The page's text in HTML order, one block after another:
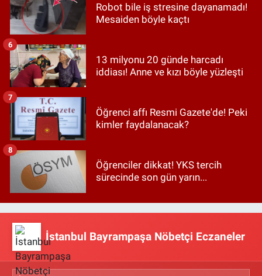
Robot bile iş stresine dayanamadı!
Mesaiden böyle kaçtı
13 milyonu 20 günde harcadı
iddiası! Anne ve kızı böyle yüzleşti
6
Öğrenci affı Resmi Gazete'de! Peki
kimler faydalanacak?
7
Öğrenciler dikkat! YKS tercih
sürecinde son gün yarın...
8
İstanbul Bayrampaşa Nöbetçi Eczaneler